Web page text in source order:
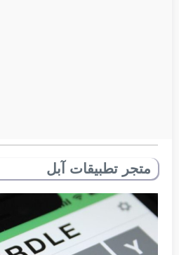
متجر تطبيقات آبل